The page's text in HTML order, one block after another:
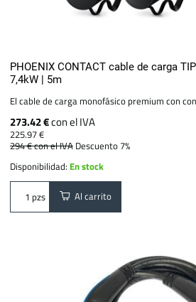
PHOENIX CONTACT cable de carga
7,4kW | 5m
El cable de carga monofásico premium con
273.42 €con el IVA
225.97 €
294 €con el IVA Descuento 7%
Disponibilidad: En stock
pzs Al carrito